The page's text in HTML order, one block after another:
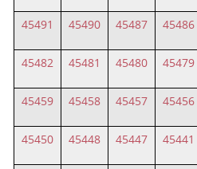
45491 45490 45487 45486
45482 45481 45480 45479
45459 45458 45457 45456
45450 45448 45447 45441